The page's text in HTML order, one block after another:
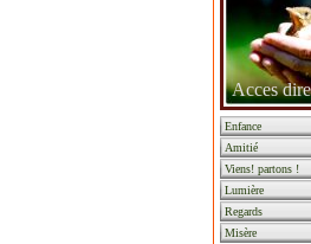
Acces
Misère
Regards
Lumière
Viens! partons !
Amitié
Enfance